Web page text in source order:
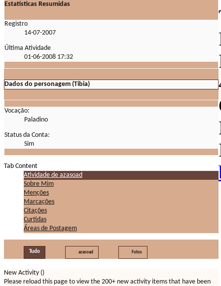
Estatísticas Resumidas
Registro
14-07-2007
Última Atividade
01-06-2008 17:32
Dados do personagem (Tibia)
Vocação:
Paladino
Status da Conta:
Sim
Tab Content
Atividade de azasoad
Sobre Mim
Menções
Marcações
Citações
Curtidas
Áreas de Postagem
Tudo azasoad Fotos
New Activity ()
Please reload this page to view the 200+ new activity items that have been